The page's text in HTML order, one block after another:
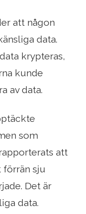
att någon
data.
krypteras,
kunde
av data.
som
att
sju
Det är
data.